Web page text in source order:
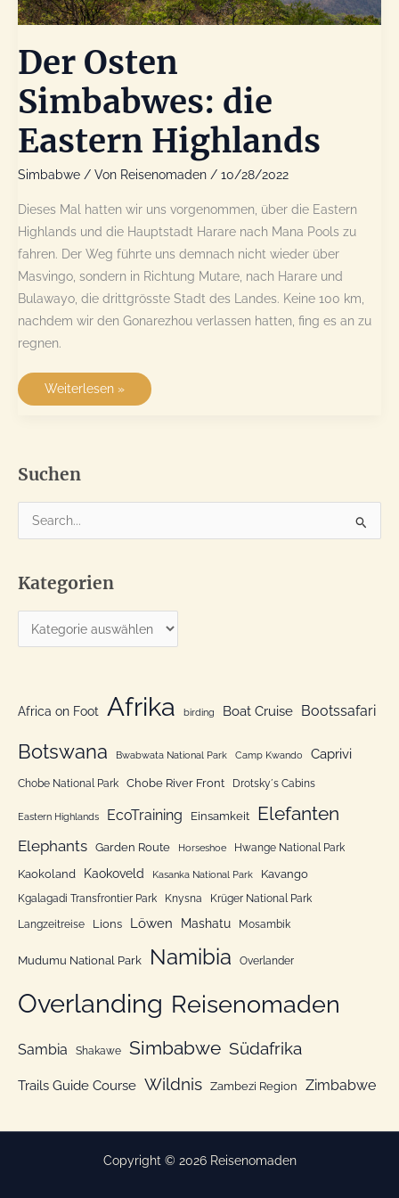
Der Osten
Simbabwes: die
Eastern Highlands
Simbabwe / Von Reisenomaden / 10/28/2022
Dieses Mal hatten wir uns vorgenommen, über die Eastern
Highlands und die Hauptstadt Harare nach Mana Pools zu
fahren. Der Weg führte uns demnach nicht wieder über
Masvingo, sondern in Richtung Mutare, nach Harare und
Bulawayo, die drittgrösste Stadt des Landes. Keine 100 km,
nachdem wir den Gonarezhou verlassen hatten, fing es an zu
regnen.
Der
Weiterlesen »
Suchen
u
h
e
c
Kategorien
a
g
o
i
e
n
Africa on Foot Afrika birding Boat Cruise Bootssafari
Botswana Bwabwata National Park Camp Kwando Caprivi
Chobe National Park Chobe River Front Drotsky´s Cabins
Eastern Highlands EcoTraining Einsamkeit Elefanten
Elephants Garden Route Horseshoe Hwange National Park
Kaokoland Kaokoveld Kasanka National Park Kavango
Kgalagadi Transfrontier Park Knysna Krüger National Park
Langzeitreise Lions Löwen Mashatu Mosambik
Mudumu National Park Namibia Overlander
Overlanding Reisenomaden
Sambia Shakawe Simbabwe Südafrika
Trails Guide Course Wildnis Zambezi Region Zimbabwe
Copyright © 2026 Reisenomaden